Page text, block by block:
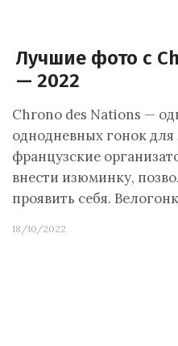
Лучшие фото с
— 2022
Chrono des Nations —
однодневных гонок
французские
внести изюминку,
проявить себя.
18/10/2022